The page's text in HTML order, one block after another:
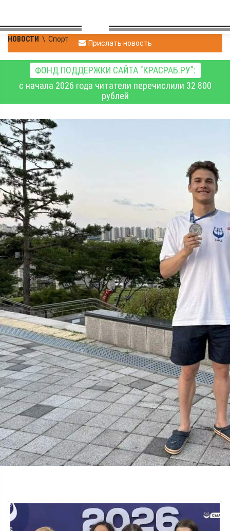
НОВОСТИ \ Спорт Прислать новость
ФОНД ПОДДЕРЖКИ САЙТА "КРАСРАБ.РУ":
с начала 2026 года читатели перечислили 32 800
рублей
Красноярские
спортсмены –
победители и призёры
чемпионата мира по
подводному спорту
Спорт
30.06.2026 16:35314